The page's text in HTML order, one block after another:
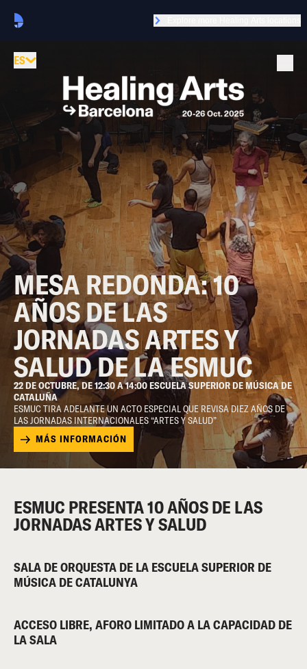
ES
MESA REDONDA: 10
AÑOS DE LAS
JORNADAS ARTES Y
SALUD DE LA ESMUC
22 DE OCTUBRE, DE 12:30 A 14:00 ESCUELA SUPERIOR DE MÚSICA DE
CATALUÑA
ESMUC TIRA ADELANTE UN ACTO ESPECIAL QUE REVISA DIEZ AÑOS DE
LAS JORNADAS INTERNACIONALES “ARTES Y SALUD”
MÁS INFORMACIÓN
ESMUC PRESENTA 10 AÑOS DE LAS
JORNADAS ARTES Y SALUD
SALA DE ORQUESTA DE LA ESCUELA SUPERIOR DE
MÚSICA DE CATALUNYA
ACCESO LIBRE, AFORO LIMITADO A LA CAPACIDAD DE
LA SALA